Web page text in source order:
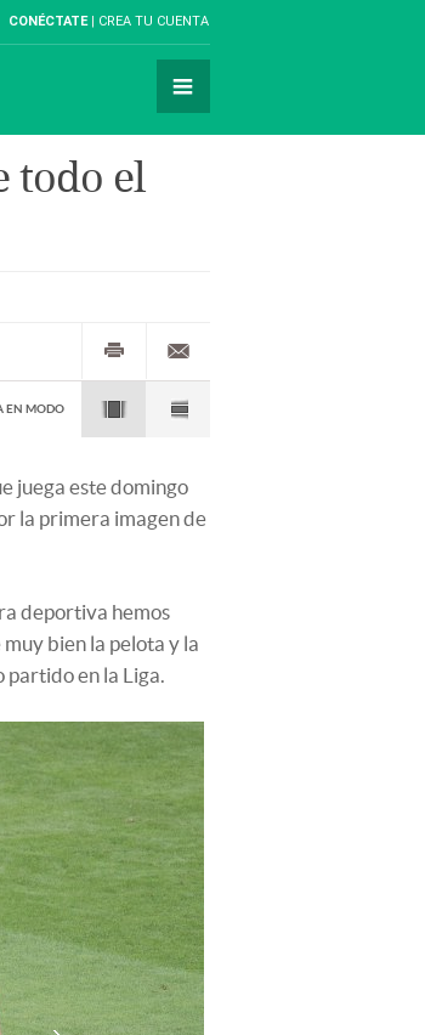
CONÉCTATE CREA TU CUENTA
todo el
EN MODO
juega este domingo
la primera imagen de
deportiva hemos
bien la pelota y la
partido en la Liga.